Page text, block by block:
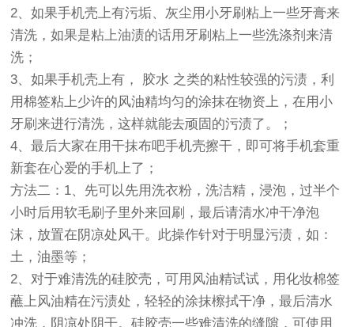
2、如果手机壳上有污垢、灰尘用小牙刷粘上一些牙膏来
清洗，如果是粘上油渍的话用牙刷粘上一些洗涤剂来清
洗；
3、如果手机壳上有， 胶水 之类的粘性较强的污渍，利
用棉签粘上少许的风油精均匀的涂抹在物资上，在用小
牙刷来进行清洗，这样就能去顽固的污渍了。；
4、最后大家在用干抹布吧手机壳擦干，即可将手机套重
新套在心爱的手机上了；
方法二：1、先可以先用洗衣粉，洗洁精，浸泡，过半个
小时后用软毛刷子里外来回刷，最后请清水冲干净泡
沫，放置在阴凉处风干。此操作针对于明显污渍，如：
土，油墨等；
2、对于难清洗的硅胶壳，可用风油精试试，用化妆棉签
蘸上风油精在污渍处，轻轻的涂抹檫拭干净，最后清水
冲洗，阴凉处阴干。硅胶壳一些难清洗的缝隙，可使用